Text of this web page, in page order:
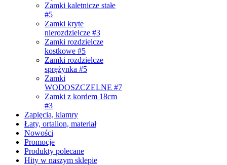
Zamki kaletnicze stałe
#5
Zamki kryte
nierozdzielcze #3
Zamki rozdzielcze
kostkowe #5
Zamki rozdzielcze
sprężynka #5
Zamki
WODOSZCZELNE #7
Zamki z kordem 18cm
#3
Zapięcia, klamry
Łaty, ortalion, materiał
Nowości
Promocje
Produkty polecane
Hity w naszym sklepie